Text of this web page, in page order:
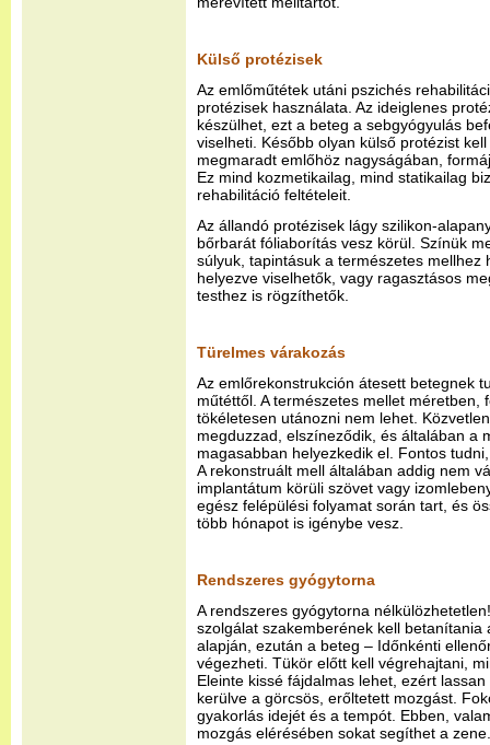
Külső protézisek
Az emlőműtétek utáni pszichés
protézisek használata. Az ideiglenes
készülhet, ezt a beteg a sebgyógyulás
viselheti. Később olyan külső protézist
megmaradt emlőhöz nagyságában,
Ez mind kozmetikailag, mind statikailag
rehabilitáció feltételeit.
Az állandó protézisek lágy szilikon-
bőrbarát fóliaborítás vesz körül. Színük
súlyuk, tapintásuk a természetes mellhez
helyezve viselhetők, vagy ragasztásos
testhez is rögzíthetők.
Türelmes várakozás
Az emlőrekonstrukción átesett betegnek
műtéttől. A természetes mellet méretben,
tökéletesen utánozni nem lehet.
megduzzad, elszíneződik, és általában a
magasabban helyezkedik el. Fontos
A rekonstruált mell általában addig nem
implantátum körüli szövet vagy
egész felépülési folyamat során tart, és
több hónapot is igénybe vesz.
Rendszeres gyógytorna
A rendszeres gyógytorna
szolgálat szakemberének kell betanítania
alapján, ezután a beteg – Időnkénti
végezheti. Tükör előtt kell végrehajtani,
Eleinte kissé fájdalmas lehet, ezért
kerülve a görcsös, erőltetett mozgást.
gyakorlás idejét és a tempót. Ebben,
mozgás elérésében sokat segíthet a zene.